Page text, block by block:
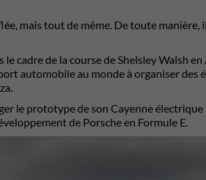
mais tout de même. De toute
cadre de la course de Shelsley Walsh
automobile au monde à organiser des
le prototype de son Cayenne
de Porsche en Formule E.